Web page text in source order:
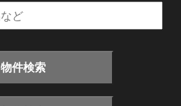
物件検索